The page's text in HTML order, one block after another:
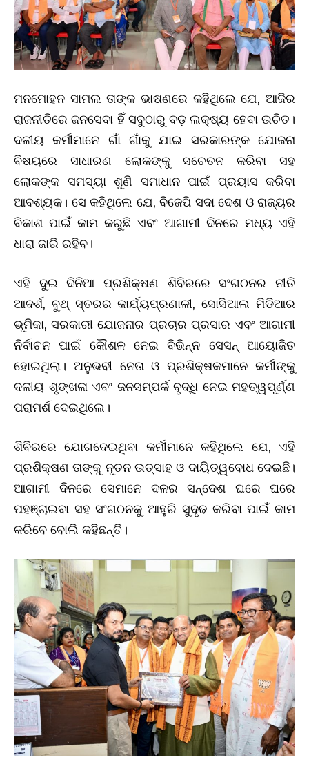
ମନମୋହନ ସାମଲ ତାଙ୍କ ଭାଷଣରେ କହିଥିଲେ ଯେ, ଆଜିର
ରାଜନୀତିରେ ଜନସେବା ହିଁ ସବୁଠାରୁ ବଡ଼ ଲକ୍ଷ୍ୟ ହେବା ଉଚିତ।
ଦଳୀୟ କର୍ମୀମାନେ ଗାଁ ଗାଁକୁ ଯାଇ ସରକାରଙ୍କ ଯୋଜନା
ବିଷୟରେ ସାଧାରଣ ଲୋକଙ୍କୁ ସଚେତନ କରିବା ସହ
ଲୋକଙ୍କ ସମସ୍ୟା ଶୁଣି ସମାଧାନ ପାଇଁ ପ୍ରୟାସ କରିବା
ଆବଶ୍ୟକ। ସେ କହିଥିଲେ ଯେ, ବିଜେପି ସଦା ଦେଶ ଓ ରାଜ୍ୟର
ବିକାଶ ପାଇଁ କାମ କରୁଛି ଏବଂ ଆଗାମୀ ଦିନରେ ମଧ୍ୟ ଏହି
ଧାରା ଜାରି ରହିବ।
ଏହି ଦୁଇ ଦିନିଆ ପ୍ରଶିକ୍ଷଣ ଶିବିରରେ ସଂଗଠନର ନୀତି
ଆଦର୍ଶ, ବୁଥ୍ ସ୍ତରର କାର୍ଯ୍ୟପ୍ରଣାଳୀ, ସୋସିଆଲ ମିଡିଆର
ଭୂମିକା, ସରକାରୀ ଯୋଜନାର ପ୍ରଚାର ପ୍ରସାର ଏବଂ ଆଗାମୀ
ନିର୍ବାଚନ ପାଇଁ କୌଶଳ ନେଇ ବିଭିନ୍ନ ସେସନ୍ ଆୟୋଜିତ
ହୋଇଥିଲା। ଅନୁଭବୀ ନେତା ଓ ପ୍ରଶିକ୍ଷକମାନେ କର୍ମୀଙ୍କୁ
ଦଳୀୟ ଶୃଙ୍ଖଳା ଏବଂ ଜନସମ୍ପର୍କ ବୃଦ୍ଧି ନେଇ ମହତ୍ୱପୂର୍ଣ୍ଣ
ପରାମର୍ଶ ଦେଇଥିଲେ।
ଶିବିରରେ ଯୋଗଦେଇଥିବା କର୍ମୀମାନେ କହିଥିଲେ ଯେ, ଏହି
ପ୍ରଶିକ୍ଷଣ ତାଙ୍କୁ ନୂତନ ଉତ୍ସାହ ଓ ଦାୟିତ୍ୱବୋଧ ଦେଇଛି।
ଆଗାମୀ ଦିନରେ ସେମାନେ ଦଳର ସନ୍ଦେଶ ଘରେ ଘରେ
ପହଞ୍ଚାଇବା ସହ ସଂଗଠନକୁ ଆହୁରି ସୁଦୃଢ କରିବା ପାଇଁ କାମ
କରିବେ ବୋଲି କହିଛନ୍ତି।